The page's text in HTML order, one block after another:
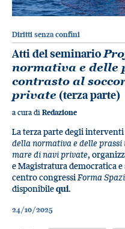
Diritti senza confini
Atti del seminario
normativa e delle
contrasto al
private (terza parte)
a cura di Redazione
La terza parte degli
della normativa e delle prassi
mare di navi private,
e Magistratura democratica
centro congressiForma Spazi
disponibilequi.
24/10/2025